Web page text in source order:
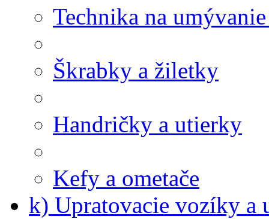
Technika na
Škrabky a žiletky
Handričky a utierky
Kefy a ometače
k) Upratovacie vozíky a